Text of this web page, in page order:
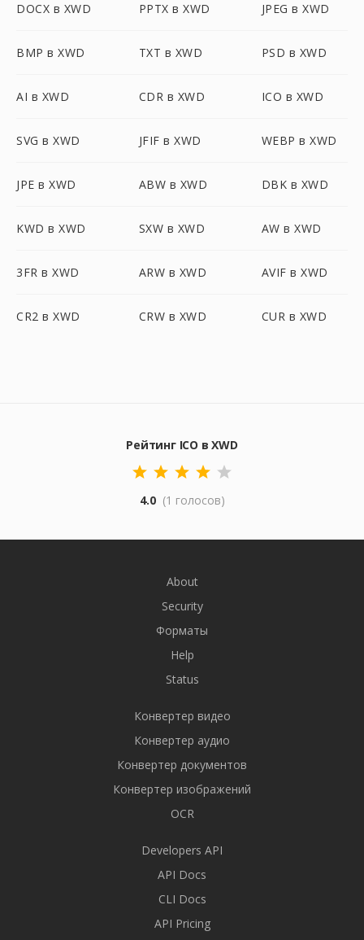
DOCX в XWD PPTX в XWD JPEG в XWD
BMP в XWD TXT в XWD PSD в XWD
AI в XWD CDR в XWD ICO в XWD
SVG в XWD JFIF в XWD WEBP в XWD
JPE в XWD ABW в XWD DBK в XWD
KWD в XWD SXW в XWD AW в XWD
3FR в XWD ARW в XWD AVIF в XWD
CR2 в XWD CRW в XWD CUR в XWD
Рейтинг ICO в XWD
4.0 (1 голосов)
About
Security
Форматы
Help
Status
Конвертер видео
Конвертер аудио
Конвертер документов
Конвертер изображений
OCR
Developers API
API Docs
CLI Docs
API Pricing